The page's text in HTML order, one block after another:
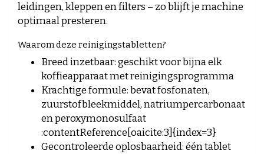
leidingen, kleppen en filters – zo blijft je machine
optimaal presteren.
Waarom deze reinigingstabletten?
Breed inzetbaar: geschikt voor bijna elk
koffieapparaat met reinigingsprogramma
Krachtige formule: bevat fosfonaten,
zuurstofbleekmiddel, natriumpercarbonaat
en peroxymonosulfaat
:contentReference[oaicite:3]{index=3}
Gecontroleerde oplosbaarheid: één tablet